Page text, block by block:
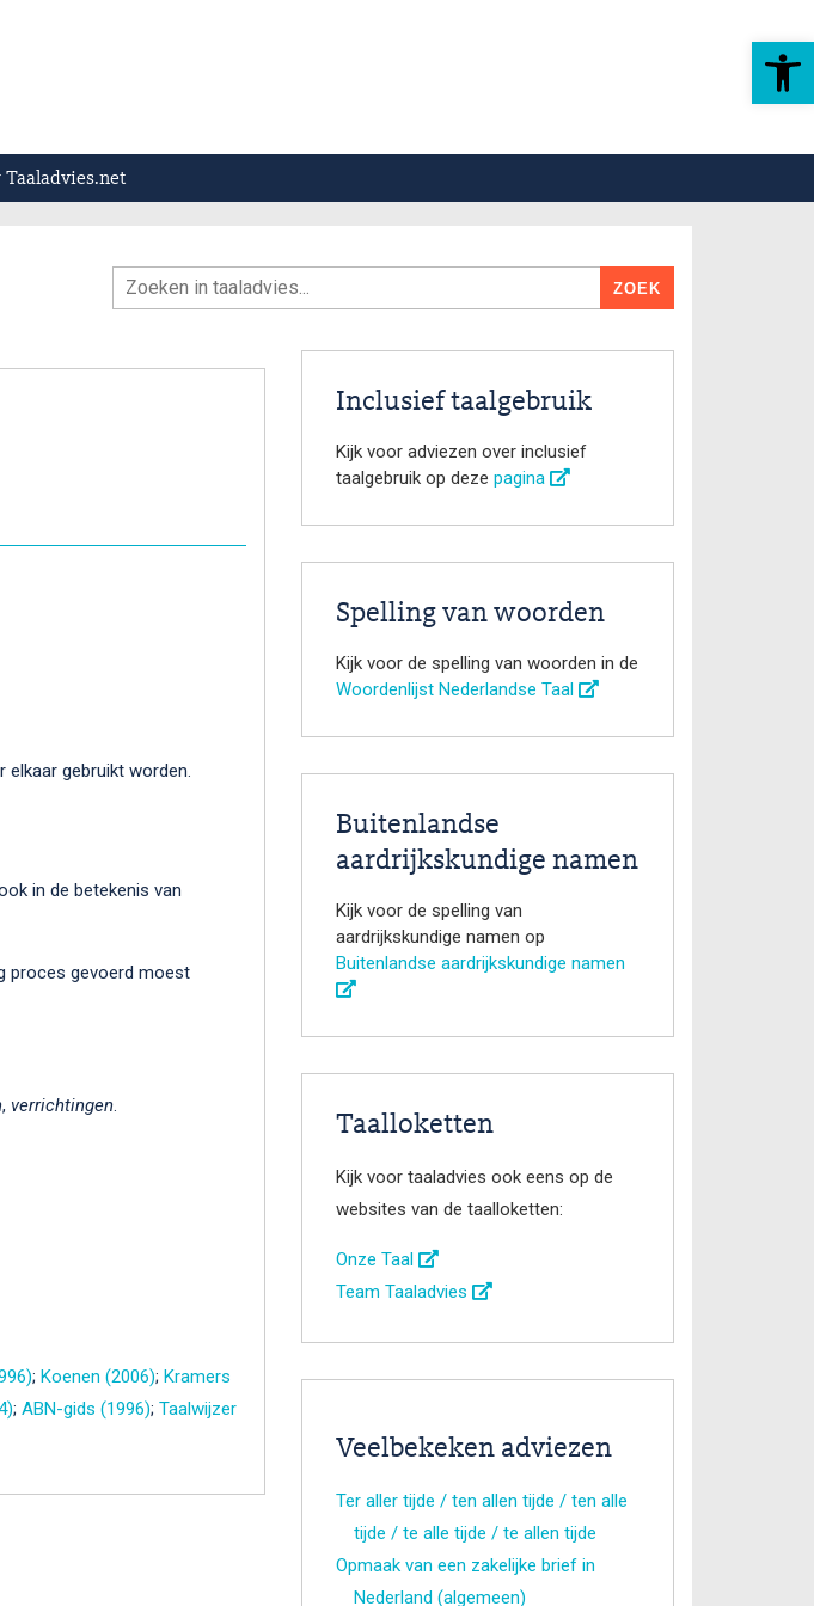
Toolbar openen
Taaladvies.net
elkaar gebruikt worden.
in de betekenis van
proces gevoerd moest
, verrichtingen.
; Koenen (2006); Kramers
; ABN-gids (1996); Taalwijzer
Inclusief taalgebruik
Kijk voor adviezen over inclusief
taalgebruik op deze pagina
Spelling van woorden
Kijk voor de spelling van woorden in de
Woordenlijst Nederlandse Taal
Buitenlandse
aardrijkskundige namen
Kijk voor de spelling van
aardrijkskundige namen op
Buitenlandse aardrijkskundige namen
Taalloketten
Kijk voor taaladvies ook eens op de
websites van de taalloketten:
Onze Taal
Team Taaladvies
Veelbekeken adviezen
Ter aller tijde / ten allen tijde / ten alle
tijde / te alle tijde / te allen tijde
Opmaak van een zakelijke brief in
Nederland (algemeen)